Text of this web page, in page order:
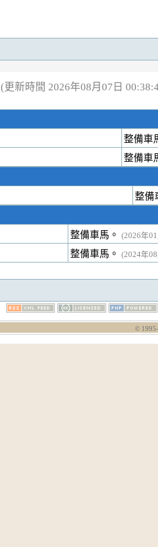
(更新時間 2026年08月07日
整備車
整備車
整備
整備車馬。 (2026年
整備車馬。 (2024年
© 1995-